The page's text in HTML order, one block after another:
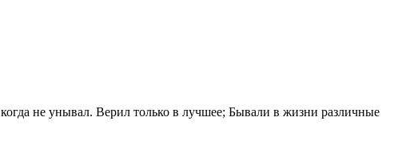
не унывал. Верил только в лучшее; Бывали в жизни различные